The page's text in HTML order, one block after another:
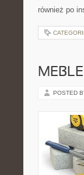
również po
POSTED